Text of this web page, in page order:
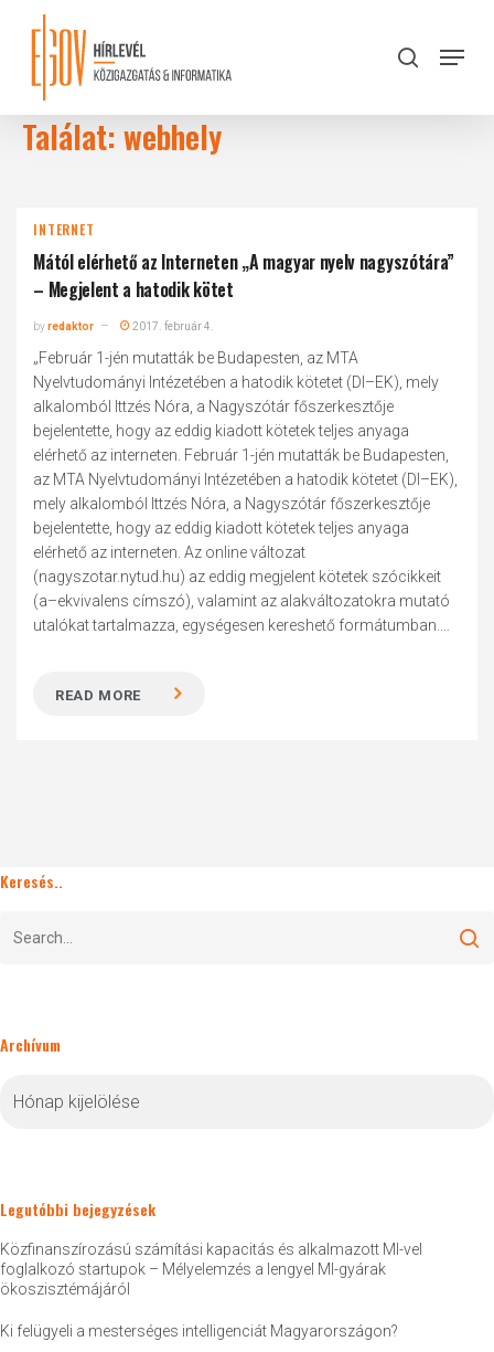
content
search
Menu
Találat: webhely
INTERNET
Mától elérhető az Interneten „A magyar nyelv nagyszótára”
– Megjelent a hatodik kötet
byredaktor 2017. február 4.
„Február 1-jén mutatták be Budapesten, az MTA
Nyelvtudományi Intézetében a hatodik kötetet (DI–EK), mely
alkalomból Ittzés Nóra, a Nagyszótár főszerkesztője
bejelentette, hogy az eddig kiadott kötetek teljes anyaga
elérhető az interneten. Február 1-jén mutatták be Budapesten,
az MTA Nyelvtudományi Intézetében a hatodik kötetet (DI–EK),
mely alkalomból Ittzés Nóra, a Nagyszótár főszerkesztője
bejelentette, hogy az eddig kiadott kötetek teljes anyaga
elérhető az interneten. Az online változat
(nagyszotar.nytud.hu) az eddig megjelent kötetek szócikkeit
(a–ekvivalens címszó), valamint az alakváltozatokra mutató
utalókat tartalmazza, egységesen kereshető formátumban....
READ MORE
Keresés..
Archívum
Legutóbbi bejegyzések
Közfinanszírozású számítási kapacitás és alkalmazott MI-vel
foglalkozó startupok – Mélyelemzés a lengyel MI-gyárak
ökoszisztémájáról
Ki felügyeli a mesterséges intelligenciát Magyarországon?
Close